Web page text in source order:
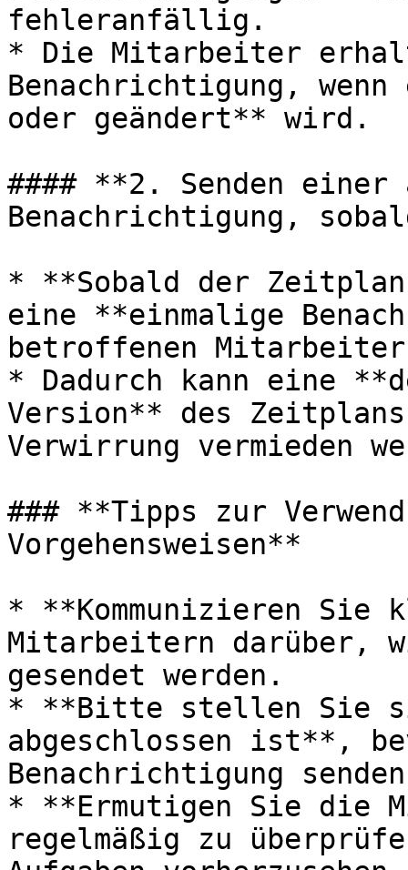
fehleranfällig.
* Die Mitarbeiter
Benachrichtigung,
oder geändert** wird.
#### **2. Senden einer
Benachrichtigung,
* **Sobald der
eine **einmalige
betroffenen
* Dadurch kann eine
Version** des
Verwirrung vermieden
### **Tipps zur
Vorgehensweisen**
* **Kommunizieren
Mitarbeitern darüber,
gesendet werden.
* **Bitte stellen Sie
abgeschlossen ist**,
Benachrichtigung
* **Ermutigen Sie die
regelmäßig zu